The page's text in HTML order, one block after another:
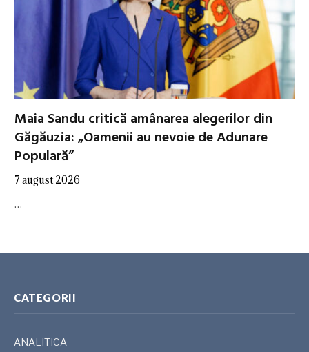
Maia Sandu critică amânarea alegerilor din
Găgăuzia: „Oamenii au nevoie de Adunare
Populară”
7 august 2026
…
CATEGORII
ANALITICA